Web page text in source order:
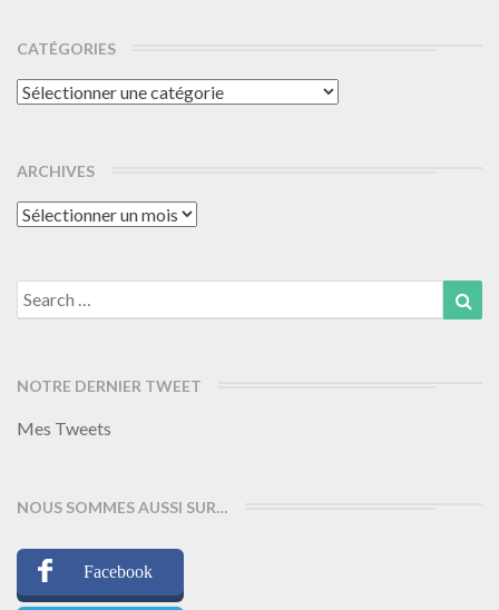
CATÉGORIES
Catégories
ARCHIVES
Archives
Search
for:
NOTRE DERNIER TWEET
Mes Tweets
NOUS SOMMES AUSSI SUR…
Facebook